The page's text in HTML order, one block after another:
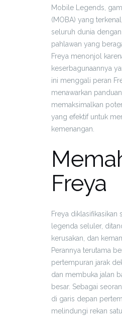
Mobile Legends,
(MOBA) yang
seluruh dunia
pahlawan yang
Freya menonjol
keserbagunaannya
ini menggali peran
menawarkan
memaksimalkan
yang efektif untuk
kemenangan.
Freya
Freya
legenda seluler,
kerusakan, dan
Perannya terutama
pertempuran jarak
dan membuka jalan
besar. Sebagai
di garis depan
melindungi rekan